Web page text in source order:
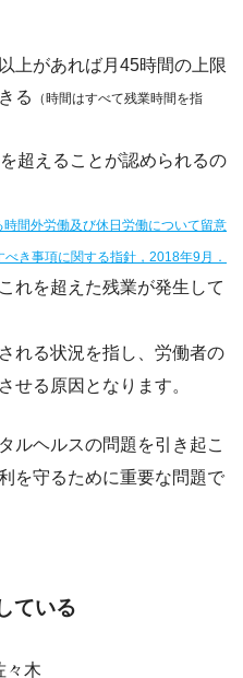
上があれば月45時間の上限
る
（時間はすべて残業時間を指
超えることが認められるの
間外労働及び休日労働について留意
べき事項に関する指針，2018年9月．
これを超えた残業が発生して
れる状況を指し、労働者の
せる原因となります。
ルヘルスの問題を引き起こ
を守るために重要な問題で
ている